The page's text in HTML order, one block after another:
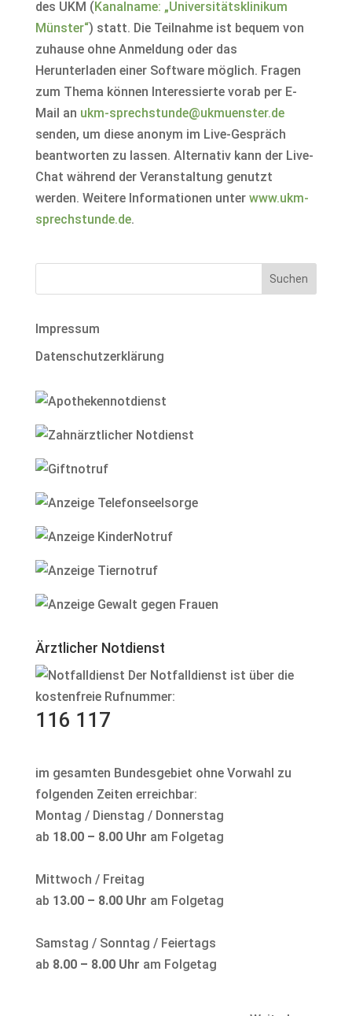
des UKM (Kanalname: „Universitätsklinikum
Münster“) statt. Die Teilnahme ist bequem von
zuhause ohne Anmeldung oder das
Herunterladen einer Software möglich. Fragen
zum Thema können Interessierte vorab per E-
Mail an ukm-sprechstunde@ukmuenster.de
senden, um diese anonym im Live-Gespräch
beantworten zu lassen. Alternativ kann der Live-
Chat während der Veranstaltung genutzt
werden. Weitere Informationen unter www.ukm-
sprechstunde.de.
Impressum
Datenschutzerklärung
Ärztlicher Notdienst
Der Notfalldienst ist über die
kostenfreie Rufnummer:
116 117
im gesamten Bundesgebiet ohne Vorwahl zu
folgenden Zeiten erreichbar:
Montag / Dienstag / Donnerstag
ab 18.00 – 8.00 Uhr am Folgetag
Mittwoch / Freitag
ab 13.00 – 8.00 Uhr am Folgetag
Samstag / Sonntag / Feiertags
ab 8.00 – 8.00 Uhr am Folgetag